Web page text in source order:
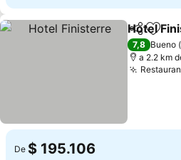
Compartir
Hotel
7,8 Bueno
a 2.2 km
De $ 195.106